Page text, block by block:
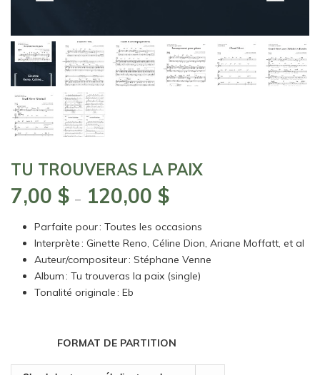
TU TROUVERAS LA PAIX
7,00 $ – 120,00 $Plage
prix :
7,00 $
à
Parfaite pour : Toutes les occasions
Interprète : Ginette Reno, Céline Dion, Ariane Moffatt, et al
Auteur/compositeur : Stéphane Venne
Album : Tu trouveras la paix (single)
Tonalité originale : Eb
FORMAT DE PARTITION